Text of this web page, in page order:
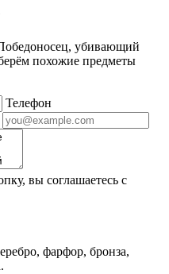
убивающий
похожие предметы
Телефон
вы соглашаетесь с
фарфор, бронза,